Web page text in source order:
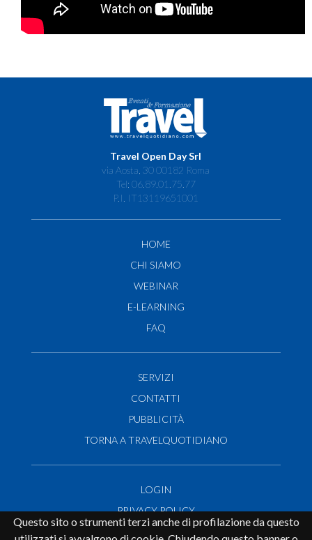
Questo sito o strumenti terzi anche di profilazione da questo
Travel Open Day Srl
via Aosta, 30 00182 Roma
Tel: 06.89.01.75.77
P.I. IT13119651001
HOME
CHI SIAMO
WEBINAR
E-LEARNING
FAQ
SERVIZI
CONTATTI
PUBBLICITÀ
TORNA A TRAVELQUOTIDIANO
LOGIN
PRIVACY POLICY
E-learning e Webinar:
info@travelopentraining.it